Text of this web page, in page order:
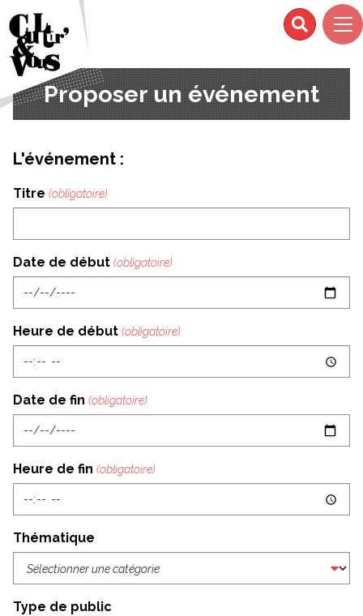
Proposer un événement
L'événement :
Titre
Date de début
Heure de début
Date de fin
Heure de fin
Thématique
Type de public